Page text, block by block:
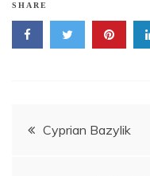
SHARE
Nawigacja
Cyprian Bazylik